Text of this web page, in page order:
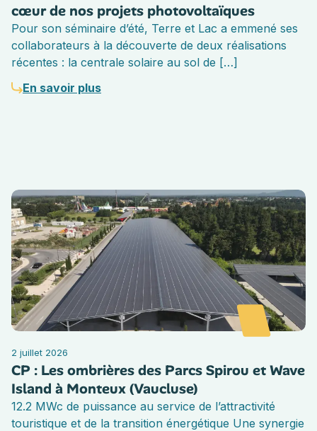
cœur de nos projets photovoltaïques
Pour son séminaire d’été, Terre et Lac a emmené ses
collaborateurs à la découverte de deux réalisations
récentes : la centrale solaire au sol de […]
En savoir plus
2 juillet 2026
CP : Les ombrières des Parcs Spirou et Wave
Island à Monteux (Vaucluse)
12.2 MWc de puissance au service de l’attractivité
touristique et de la transition énergétique Une synergie